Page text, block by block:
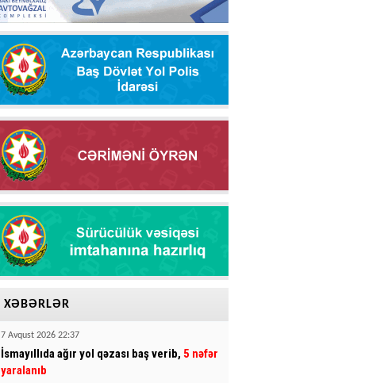
XƏBƏRLƏR
7 Avqust 2026 22:37
İsmayıllıda ağır yol qəzası baş verib, 5 nəfər
yaralanıb